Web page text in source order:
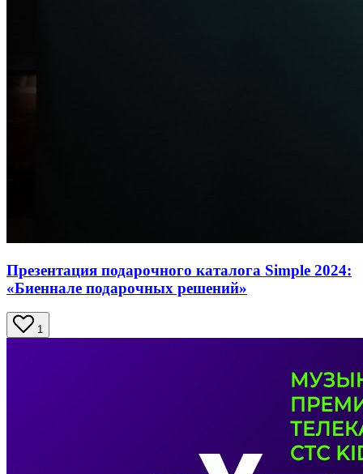
Презентация подарочного каталога Simple 2024:
«Биеннале подарочных решений»
1